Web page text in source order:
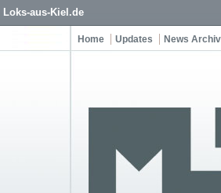
Loks-aus-Kiel.de
Home Updates News Archiv